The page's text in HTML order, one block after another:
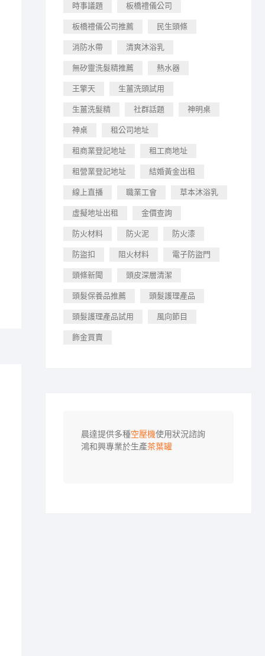
時事議題 板橋禮儀公司
板橋禮儀公司推薦 民生頭條
消防水帶 清爽沐浴乳
無矽靈洗髮精推薦 熱水器
王擎天 生薑洗頭試用
生薑洗髮精 社群話題 神明桌
神桌 租公司地址
租商業登記地址 租工商地址
租營業登記地址 結婚黃金出租
線上直播 職業工會 草本沐浴乳
虛擬地址出租 金價查詢
防火材料 防火泥 防火漆
防盜扣 阻火材料 電子防盜門
頭條新聞 頭皮深層清潔
頭髮保養品推薦 頭髮護理產品
頭髮護理產品試用 風向節目
飾金買賣
晨達提供多種空壓機使用狀況諮詢
鴻和興專業於生產茶葉罐